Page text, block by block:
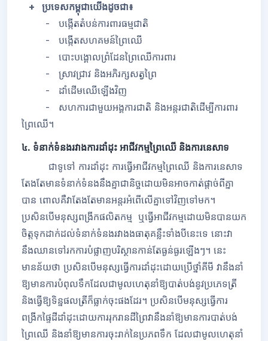
+ ប្រទេសកម្ពុជាយើងដូចជា៖
- បង្កើតតំបន់ការពារធម្មជាតិ
- បង្កើតសហគមន៍ព្រៃឈើ
- បោះបង្គោលព្រំដែនព្រៃឈើការពារ
- ស្រាវជ្រាវ និងអភិរក្សសត្វព្រៃ
- ដាំដើមឈើឡើងវិញ
- សហការជាមួយអង្គការជាតិ និងអន្តរជាតិដើម្បីការពារ
ព្រៃឈើ។
៤. ទំនាក់ទំនងរវាងការដាំដុះ អាជីវកម្មព្រៃឈើ និងការនេសាទ
ជាទូទៅ ការដាំដុះ ការធ្វើអាជីវកម្មព្រៃឈើ និងការនេសាទ
តែងតែមានទំនាក់ទំនងនឹងគ្នាជានិច្ចដោយមិនអាចកាត់ផ្តាច់ពីគ្នា
បាន ពោលគឺវាតែងតែមានអន្តរអំពើលើគ្នាទៅវិញទៅមក។
ប្រសិនបើមនុស្សពង្រីកផលិតកម្ម ឬធ្វើអាជីវកម្មដោយមិនបានយក
ចិត្តទុកដាក់ដល់ទំនាក់ទំនងរវាងងធាតុគន្លឹះទាំងបីនេះទេ នោះវា
នឹងឈានទៅរកការបំផ្លាញបរិស្ថានកាន់តែធ្ងន់ធ្ងរឡើងៗ។ នេះ
មានន័យថា ប្រសិនបើមនុស្សធ្វើការដាំដុះដោយប្រើថ្នាំគីមី វានឹងនាំ
ឱ្យមានការបំពុលទឹកដែលជាមូលហេតុនាំឱ្យបាត់បង់នូវប្រភេទត្រី
និងធ្វើឱ្យទិន្នផលត្រីក៏ធ្លាក់ចុះផងដែរ។ ប្រសិនបើមនុស្សធ្វើការ
ពង្រីកផ្ទៃដីដាំដុះដោយការរុករានដីព្រៃវានឹងនាំឱ្យមានការបាត់បង់
ព្រៃឈើ និងនាំឱ្យមានការចុះរាក់នៃប្រភពទឹក ដែលជាមូលហេតុនាំ